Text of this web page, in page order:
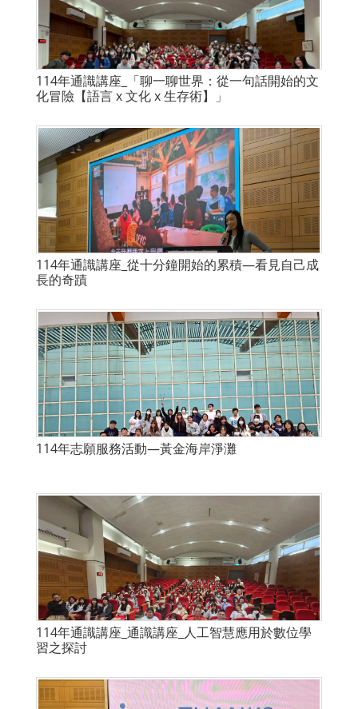
114年通識講座_「聊一聊世界：從一句話開始的文
化冒險【語言 x 文化 x 生存術】」
114年通識講座_從十分鐘開始的累積—看見自己成
長的奇蹟
114年志願服務活動—黃金海岸淨灘
114年通識講座_通識講座_人工智慧應用於數位學
習之探討